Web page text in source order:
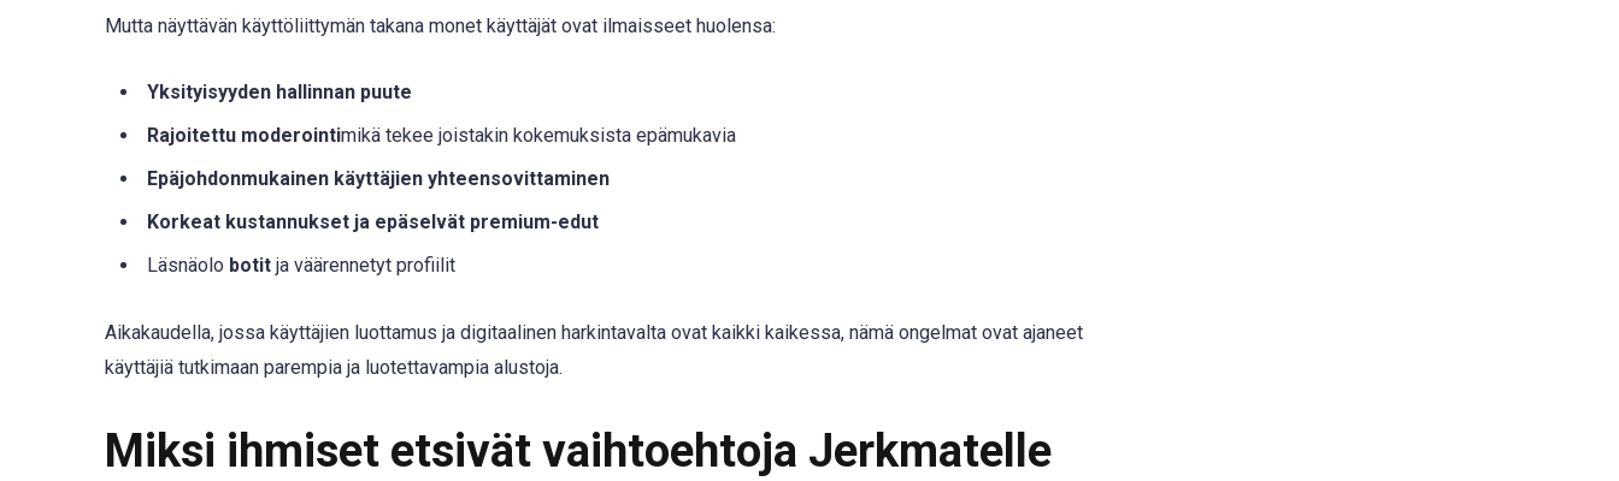
Mutta näyttävän käyttöliittymän takana monet käyttäjät ovat ilmaisseet huolensa:
Yksityisyyden hallinnan puute
Rajoitettu moderointimikä tekee joistakin kokemuksista epämukavia
Epäjohdonmukainen käyttäjien yhteensovittaminen
Korkeat kustannukset ja epäselvät premium-edut
Läsnäolo botit ja väärennetyt profiilit
Aikakaudella, jossa käyttäjien luottamus ja digitaalinen harkintavalta ovat kaikki kaikessa, nämä ongelmat ovat ajaneet
käyttäjiä tutkimaan parempia ja luotettavampia alustoja.
Miksi ihmiset etsivät vaihtoehtoja Jerkmatelle